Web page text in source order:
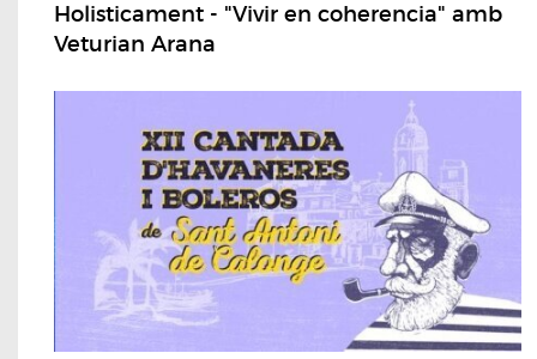
Holisticament - "Vivir en coherencia" amb
Veturian Arana